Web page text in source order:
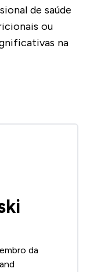
de saúde
ou
na
da